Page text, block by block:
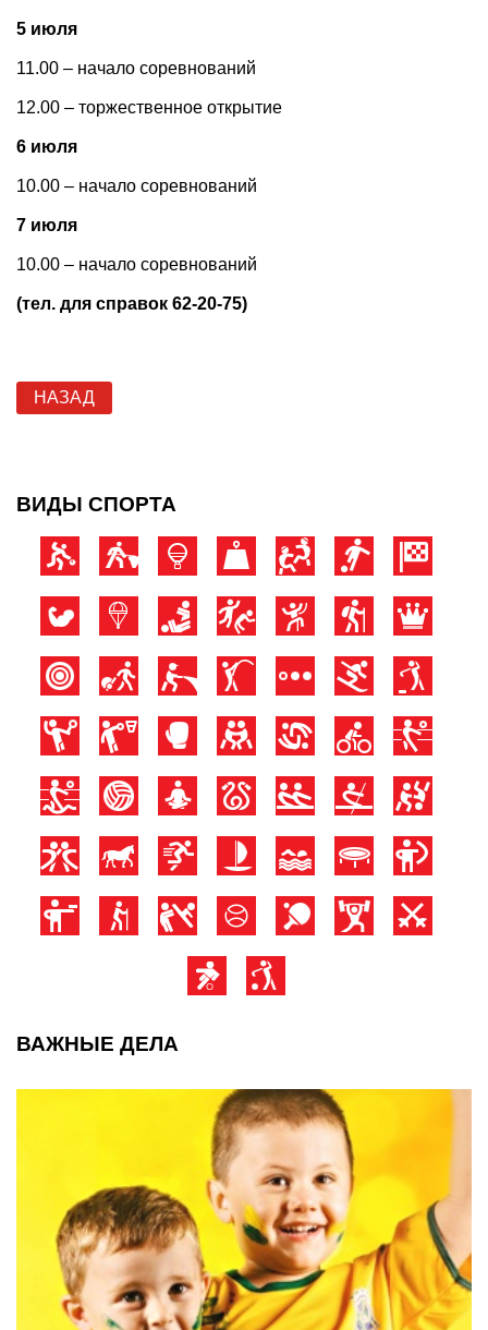
5 июля
11.00 – начало соревнований
12.00 – торжественное открытие
6 июля
10.00 – начало соревнований
7 июля
10.00 – начало соревнований
(тел. для справок 62-20-75)
НАЗАД
ВИДЫ СПОРТА
ВАЖНЫЕ ДЕЛА